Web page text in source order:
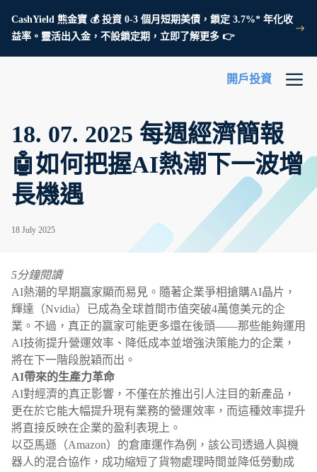
CashYield 熊金寶 💰 投資 0-3 個月短期美債，鎖定 3.7%* 年化收
益率。靈活出入金，不設鎖定期，立即了解更多 👉
開戶投資
18. 07. 2025 每週經濟簡報
🤖如何把握AI熱潮下一波增
長機遇
18 July 2025
5分鐘閱讀
AI熱潮的早期贏家顯而易見。隨著企業爭相搶購AI晶片，
輝達（Nvidia）已成為全球首間市值突破4萬億美元的企
業。不過，真正的贏家可能更多還在後頭——那些能夠運用
AI技術提升營運效率、降低成本並增強決策能力的企業，
將在下一階段脫穎而出。
AI帶來的生產力革命
AI對經濟的真正影響，不僅在於推出引人注目的新產品，
更在於它能大幅提升現有業務的營運效率，而這種效率提升
將直接反映在企業的盈利表現上。
以亞馬遜（Amazon）的倉庫運作為例，該公司透過人與機
器人的混合協作，成功縮短了貨物處理時間並降低勞動成